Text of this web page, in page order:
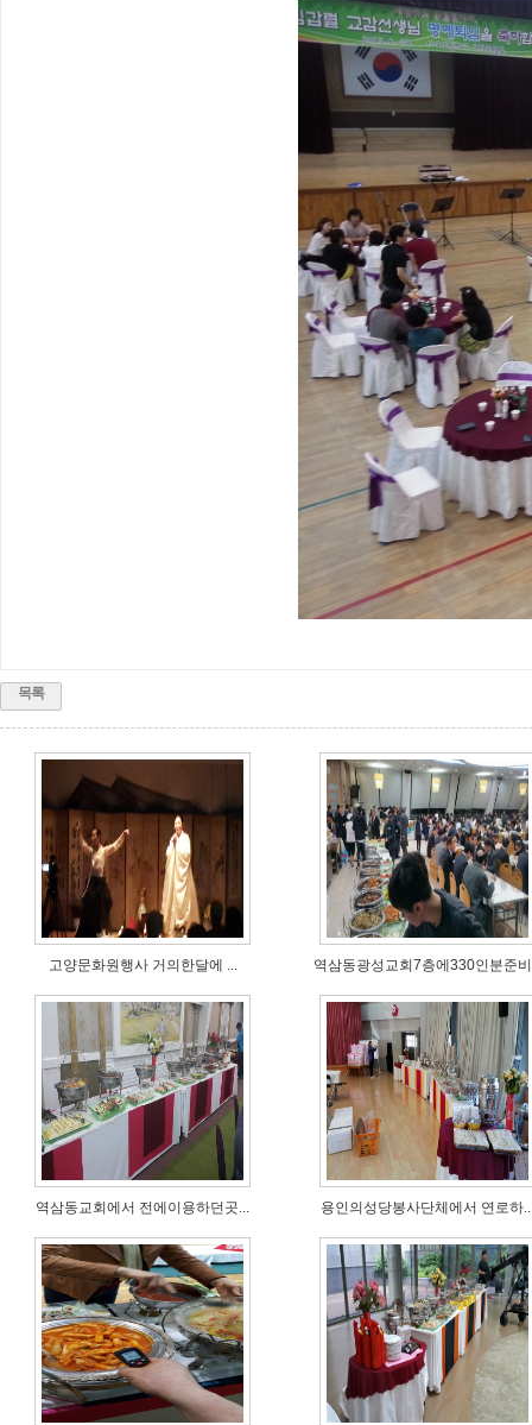
목록
고양문화원행사 거의한달에 ... 역삼동광성교회7층에330인분준
역삼동교회에서 전에이용하던곳... 용인의성당봉사단체에서 연로하